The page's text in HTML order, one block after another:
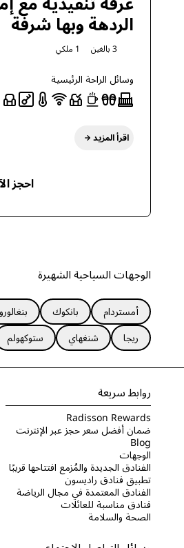
الردهة وبها شرفة
3 بالغين 1 ملكي
وسائل الراحة الرئيسية
اقرأ المزيد
احجز
الوجهات السياحية الشهيرة
أمستردام بانكوك بنغالورو
ريجا
شنغهاي ستوكهولم
روابط سريعة
Radisson Rewards
ضمان أفضل سعر حجز عبر الإنترنت
Blog
الوجهات
الفنادق الجديدة والمُزمع افتتاحها قريبًا
تطبيق فنادق راديسون
الفنادق المعتمدة في مجال الرياضة
فنادق مناسبة للعائلات
الصحة والسلامة